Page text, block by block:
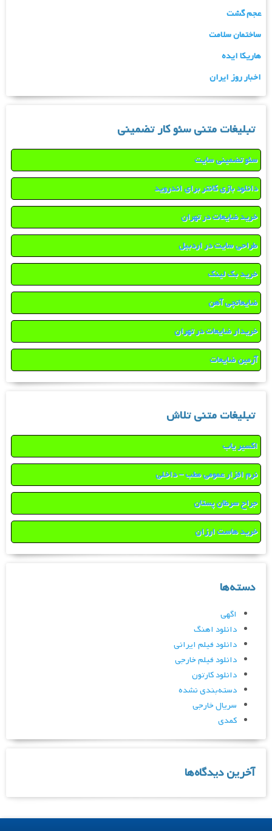
عجم گشت
ساختمان سلامت
هاریکا ایده
اخبار روز ایران
تبلیغات متنی سئو کار تضمینی
سئو تضمینی سایت
دانلود بازی کانتر برای اندروید
خرید ضایعات در تهران
طراحی سایت در اردبیل
خرید بک لینک
ضایعاتچی آهن
خریدار ضایعات در تهران
آرمین ضایعات
تبلیغات متنی تلاش
اکسیر یاب
نرم افزار عمومی مطب – داخلی
جراح سرطان پستان
خرید هاست ارزان
دسته‌ها
اگهی
دانلود اهنگ
دانلود فیلم ایرانی
دانلود فیلم خارجی
دانلود کارتون
دسته‌بندی نشده
سریال خارجی
کمدی
آخرین دیدگاه‌ها